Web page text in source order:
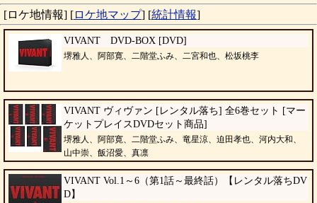
[ロケ地情報] [ロケ地マップ] [統計情報]
VIVANT DVD-BOX [DVD]
堺雅人、阿部寛、二階堂ふみ、二宮和也、松坂桃李
VIVANT ヴィヴァン [レンタル落ち] 全6巻セット [マー
ケットプレイスDVDセット商品]
堺雅人、阿部寛、二階堂ふみ、竜星涼、迫田孝也、河内大和、
山中崇、飯沼愛、真凛
VIVANT Vol.1～6（第1話～最終話）【レンタル落ちDV
D】